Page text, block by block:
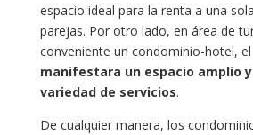
espacio ideal para la renta a una
parejas. Por otro lado, en área de
conveniente un condominio-hotel, el
manifestara un espacio amplio
variedad de servicios.
De cualquier manera, los